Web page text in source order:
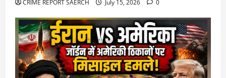
CRIME REPORT SAERCH July 15, 2026 0